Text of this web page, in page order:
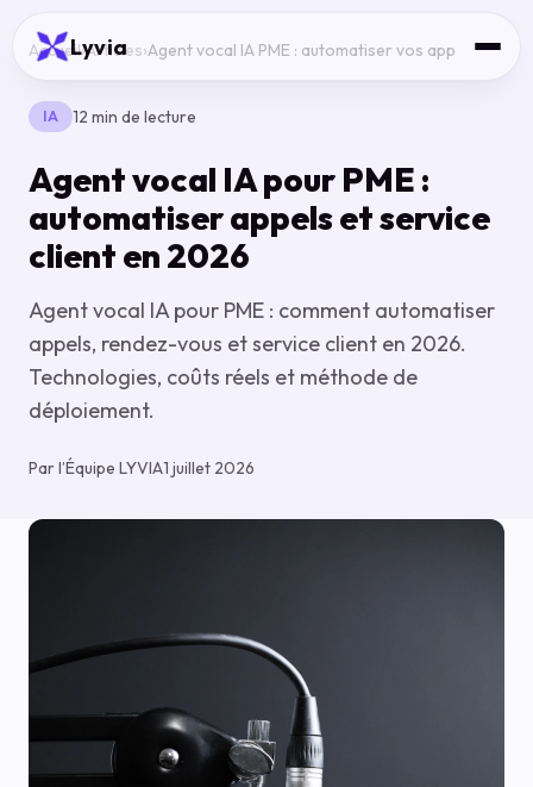
Lyvia
Accueil›Articles›Agent vocal IA PME : automatiser vos app
IA 12 min de lecture
Agent vocal IA pour PME :
automatiser appels et service
client en 2026
Agent vocal IA pour PME : comment automatiser
appels, rendez-vous et service client en 2026.
Technologies, coûts réels et méthode de
déploiement.
Par l’Équipe LYVIA1 juillet 2026